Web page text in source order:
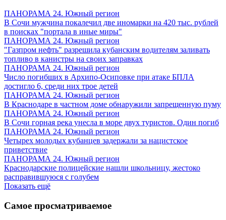
ПАНОРАМА 24. Южный регион
В Сочи мужчина покалечил две иномарки на 420 тыс. рублей
в поисках "портала в иные миры"
ПАНОРАМА 24. Южный регион
"Газпром нефть" разрешила кубанским водителям заливать
топливо в канистры на своих заправках
ПАНОРАМА 24. Южный регион
Число погибших в Архипо-Осиповке при атаке БПЛА
достигло 6, среди них трое детей
ПАНОРАМА 24. Южный регион
В Краснодаре в частном доме обнаружили запрещенную пуму
ПАНОРАМА 24. Южный регион
В Сочи горная река унесла в море двух туристов. Один погиб
ПАНОРАМА 24. Южный регион
Четырех молодых кубанцев задержали за нацистское
приветствие
ПАНОРАМА 24. Южный регион
Краснодарские полицейские нашли школьницу, жестоко
расправившуюся с голубем
Показать ещё
Самое просматриваемое